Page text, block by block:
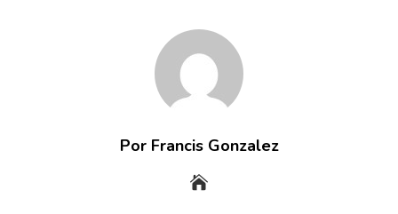
Por Francis Gonzalez